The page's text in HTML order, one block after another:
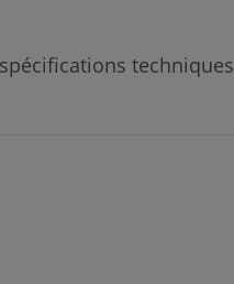
techniques